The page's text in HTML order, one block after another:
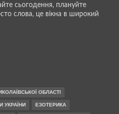
сьогодення, плануйте
слова, це вікна в широкий
ОБЛАСТІ
УКРАЇНИ ЕЗОТЕРИКА